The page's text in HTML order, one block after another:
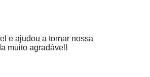
e ajudou a tornar nossa
muito agradável!